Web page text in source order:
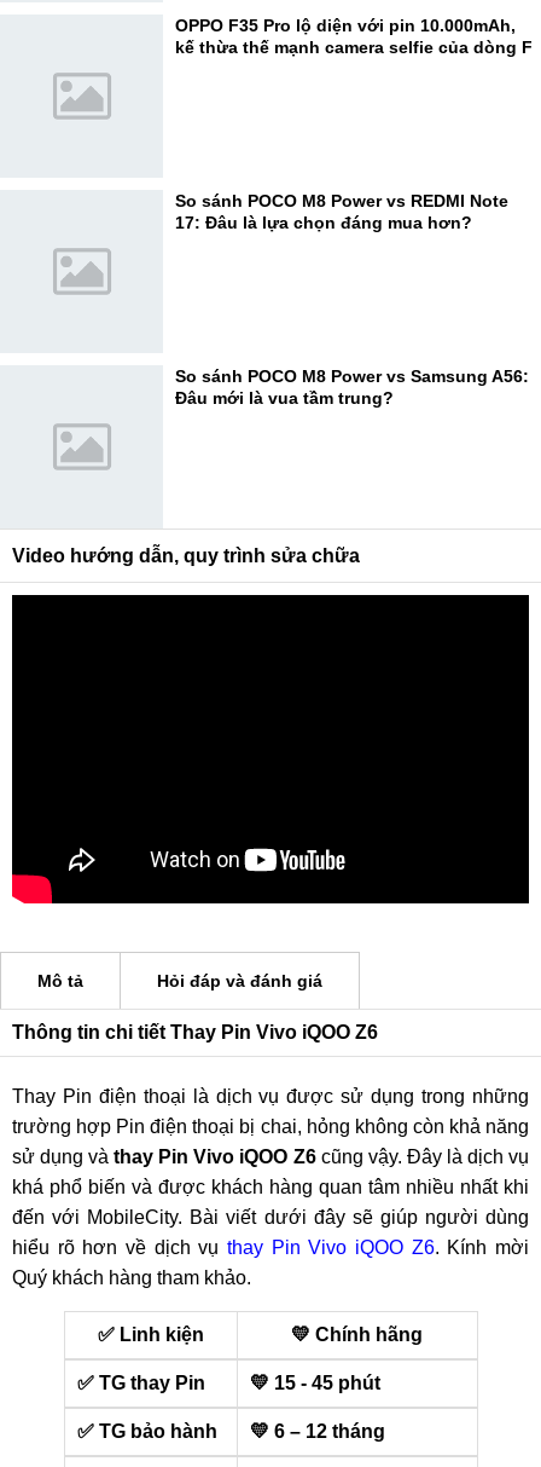
OPPO F35 Pro lộ diện với pin 10.000mAh,
kế thừa thế mạnh camera selfie của dòng F
So sánh POCO M8 Power vs REDMI Note
17: Đâu là lựa chọn đáng mua hơn?
So sánh POCO M8 Power vs Samsung A56:
Đâu mới là vua tầm trung?
Video hướng dẫn, quy trình sửa chữa
Mô tả Hỏi đáp và đánh giá
Thông tin chi tiết Thay Pin Vivo iQOO Z6
Thay Pin điện thoại là dịch vụ được sử dụng trong những
trường hợp Pin điện thoại bị chai, hỏng không còn khả năng
sử dụng vàthay Pin Vivo iQOO Z6cũng vậy. Đây là dịch vụ
khá phổ biến và được khách hàng quan tâm nhiều nhất khi
đến với MobileCity. Bài viết dưới đây sẽ giúp người dùng
hiểu rõ hơn về dịch vụ thay Pin Vivo iQOO Z6. Kính mời
Quý khách hàng tham khảo.
✅ Linh kiện 💛 Chính hãng
✅ TG thay Pin 💛 15 - 45 phút
✅ TG bảo hành 💛 6 – 12 tháng